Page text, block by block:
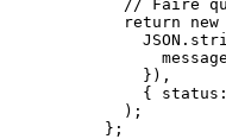
// Faire
return new
JSON .
} ) ,
{
) ;
} ;